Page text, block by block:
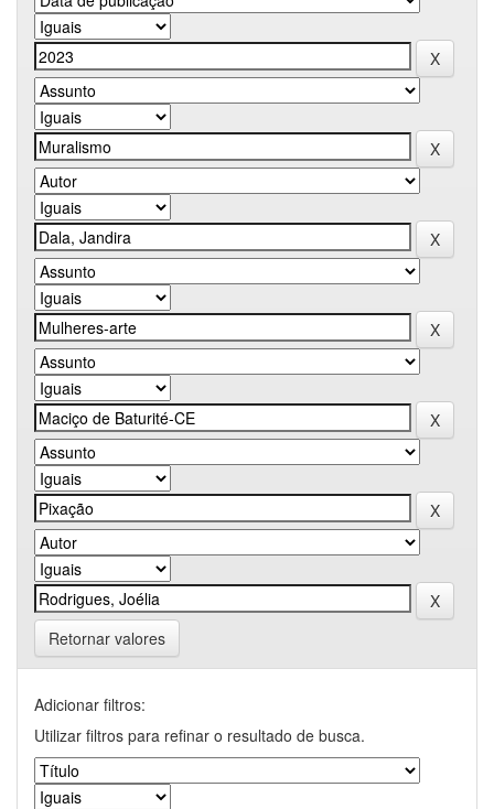
Retornar valores
Adicionar filtros:
Utilizar filtros para refinar o resultado de busca.